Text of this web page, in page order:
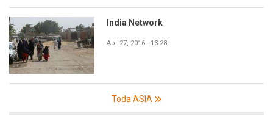
India Network
Apr 27, 2016 - 13:28
Toda ASIA